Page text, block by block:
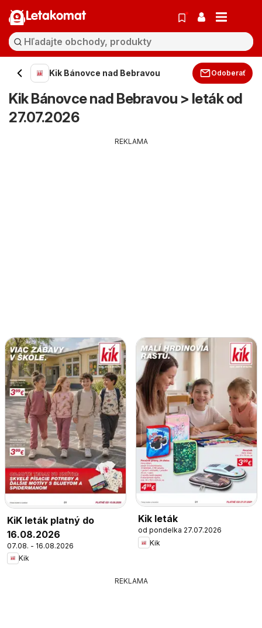
Letakomat
Kik Bánovce nad Bebravou Odoberať
Kik Bánovce nad Bebravou > leták od
27.07.2026
REKLAMA
KiK leták platný do
16.08.2026
07.08. - 16.08.2026
Kik
Kik leták
od pondelka 27.07.2026
Kik
REKLAMA